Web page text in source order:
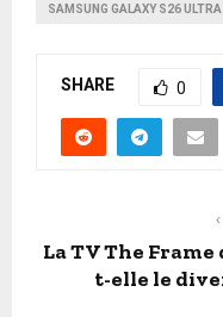
SAMSUNG GALAXY S26 ULTRA
SHARE 0
La TV The
t-elle le